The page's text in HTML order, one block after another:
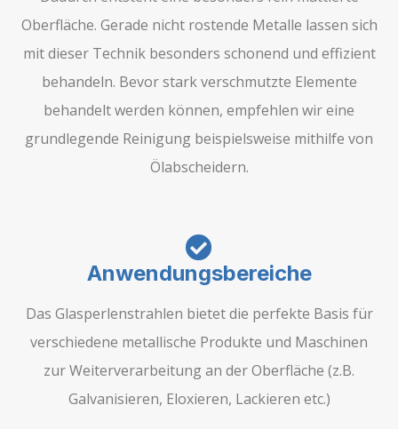
Oberfläche. Gerade nicht rostende Metalle lassen sich
mit dieser Technik besonders schonend und effizient
behandeln. Bevor stark verschmutzte Elemente
behandelt werden können, empfehlen wir eine
grundlegende Reinigung beispielsweise mithilfe von
Ölabscheidern.
Anwendungsbereiche
Das Glasperlenstrahlen bietet die perfekte Basis für
verschiedene metallische Produkte und Maschinen
zur Weiterverarbeitung an der Oberfläche (z.B.
Galvanisieren, Eloxieren, Lackieren etc.)